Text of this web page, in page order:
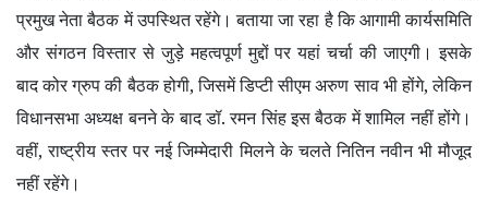
प्रमुख नेता बैठक में उपस्थित रहेंगे। बताया जा रहा है कि आगामी कार्यसमिति
और संगठन विस्तार से जुड़े महत्वपूर्ण मुद्दों पर यहां चर्चा की जाएगी। इसके
बाद कोर ग्रुप की बैठक होगी,जिसमें डिप्टी सीएम अरुण साव भी होंगे,लेकिन
विधानसभा अध्यक्ष बनने के बाद डॉ. रमन सिंह इस बैठक में शामिल नहीं होंगे।
वहीं,राष्ट्रीय स्तर पर नई जिम्मेदारी मिलने के चलते नितिन नवीन भी मौजूद
नहीं रहेंगे।